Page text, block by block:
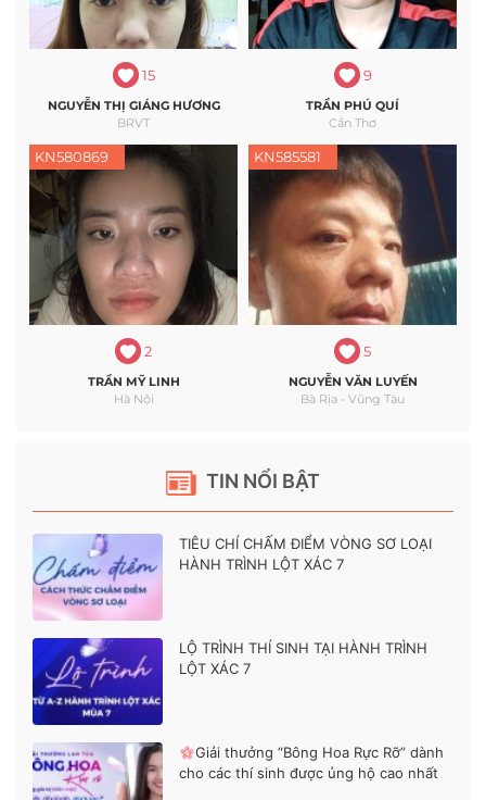
TIN NỔI BẬT
TIÊU CHÍ CHẤM ĐIỂM VÒNG SƠ LOẠI
HÀNH TRÌNH LỘT XÁC 7
LỘ TRÌNH THÍ SINH TẠI HÀNH TRÌNH
LỘT XÁC 7
Giải thưởng “Bông Hoa Rực Rỡ” dành
cho các thí sinh được ủng hộ cao nhất
15
NGUYỄN THỊ GIÁNG HƯƠNG
BRVT
9
TRẦN PHÚ QUÍ
Cần Thơ
KN580869
2
TRẦN MỸ LINH
Hà Nội
KN585581
5
NGUYỄN VĂN LUYẾN
Bà Rịa - Vũng Tàu